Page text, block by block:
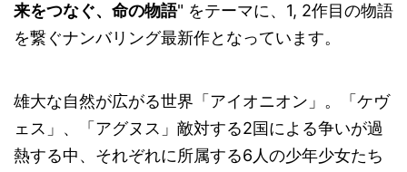
来をつなぐ、命の物語" をテーマに、1, 2作目の物語
を繋ぐナンバリング最新作となっています。
雄大な自然が広がる世界「アイオニオン」。「ケヴ
ェス」、「アグヌス」敵対する2国による争いが過
熱する中、それぞれに所属する6人の少年少女たち